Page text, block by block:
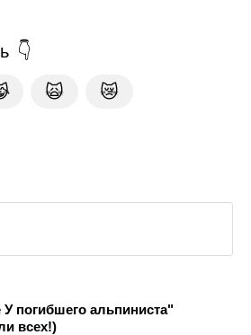
🙀 😿
погибшего альпиниста"
всех!)